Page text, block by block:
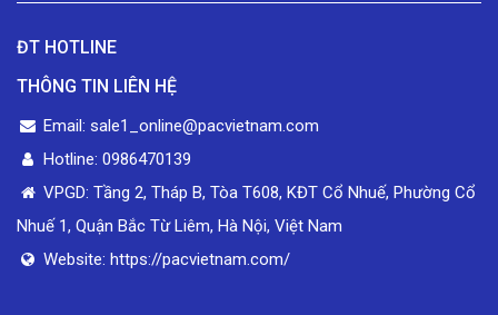
ĐT HOTLINE
THÔNG TIN LIÊN HỆ
Email: sale1_online@pacvietnam.com
Hotline: 0986470139
VPGD: Tầng 2, Tháp B, Tòa T608, KĐT Cổ Nhuế, Phường Cổ
Nhuế 1, Quận Bắc Từ Liêm, Hà Nội, Việt Nam
Website: https://pacvietnam.com/